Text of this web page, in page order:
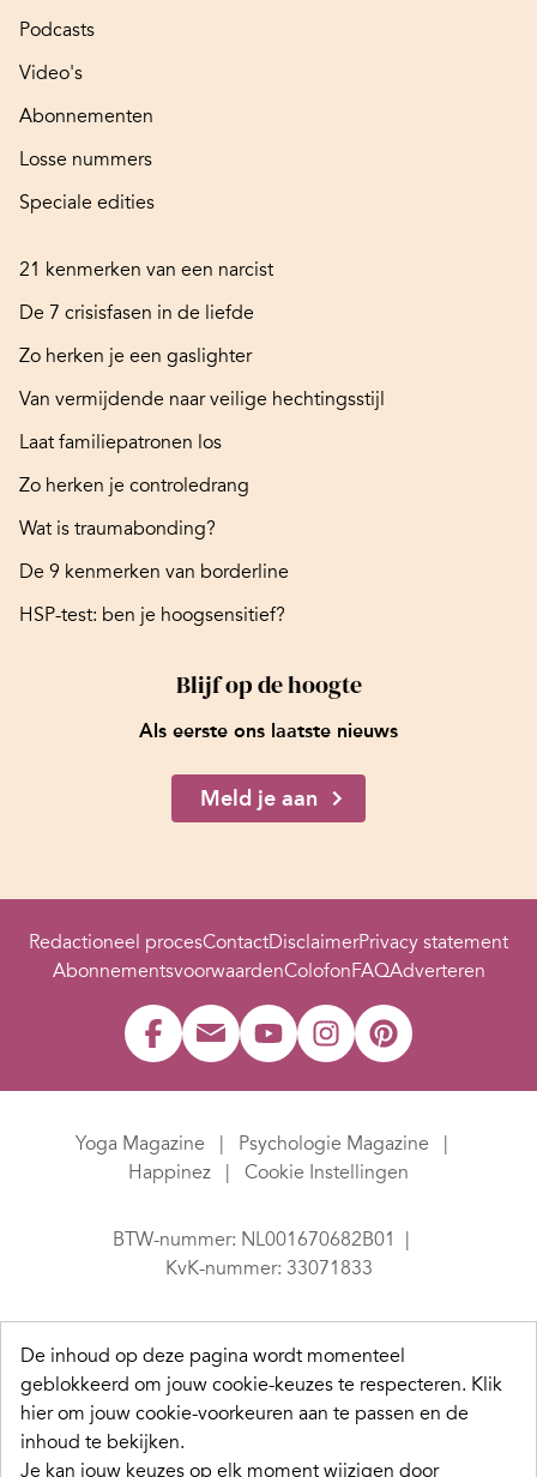
Podcasts
Video's
Abonnementen
Losse nummers
Speciale edities
21 kenmerken van een narcist
De 7 crisisfasen in de liefde
Zo herken je een gaslighter
Van vermijdende naar veilige hechtingsstijl
Laat familiepatronen los
Zo herken je controledrang
Wat is traumabonding?
De 9 kenmerken van borderline
HSP-test: ben je hoogsensitief?
Blijf op de hoogte
Als eerste ons laatste nieuws
Meld je aan
Redactioneel procesContactDisclaimerPrivacy statement
AbonnementsvoorwaardenColofonFAQAdverteren
Yoga Magazine
Psychologie Magazine
Happinez
Cookie Instellingen
BTW-nummer: NL001670682B01
KvK-nummer: 33071833
De inhoud op deze pagina wordt momenteel
geblokkeerd om jouw cookie-keuzes te respecteren. Klik
hier om jouw cookie-voorkeuren aan te passen en de
inhoud te bekijken.
Je kan jouw keuzes op elk moment wijzigen door